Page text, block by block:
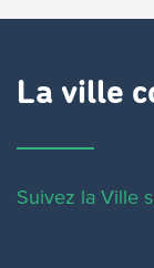
La ville
Suivez la Ville